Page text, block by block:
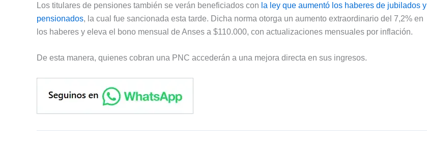
Los titulares de pensiones también se verán beneficiados con la ley que aumentó los haberes de jubilados y
pensionados, la cual fue sancionada esta tarde. Dicha norma otorga un aumento extraordinario del 7,2% en
los haberes y eleva el bono mensual de Anses a $110.000, con actualizaciones mensuales por inflación.
De esta manera, quienes cobran una PNC accederán a una mejora directa en sus ingresos.